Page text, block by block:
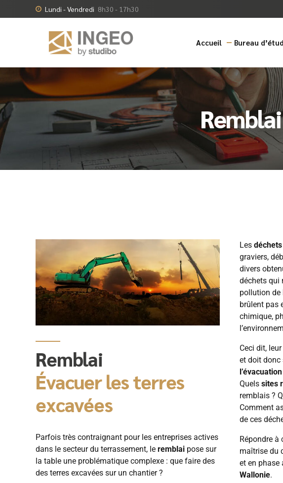
Lundi - Vendredi 8h30 - 17h30
Accueil Bureau
Remblai
Évacuer les terres
excavées
Parfois très contraignant pour les entreprises actives
dans le secteur du terrassement, le remblai pose sur
la table une problématique complexe : que faire des
des terres excavées sur un chantier ?
Les
graviers,
divers
déchets qui
pollution de
brûlent pas
chimique,
Ceci dit,
et doit donc
l’évacuation
Quelssites
remblais ?
Comment
de ces
Répondre à
maîtrise du
et en phase
Wallonie.